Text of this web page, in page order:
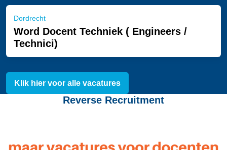
Dordrecht
Word Docent Techniek ( Engineers /
Technici)
Klik hier voor alle vacatures
Reverse Recruitment